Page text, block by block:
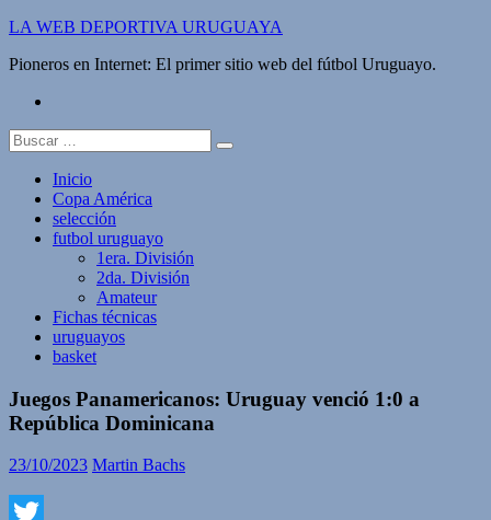
Saltar
contenido
LA WEB DEPORTIVA URUGUAYA
Pioneros en Internet: El primer sitio web del fútbol Uruguayo.
Buscar:
Inicio
Copa América
selección
futbol uruguayo
1era. División
2da. División
Amateur
Fichas técnicas
uruguayos
basket
Juegos Panamericanos: Uruguay venció 1:0 a
República Dominicana
23/10/2023 Martin Bachs